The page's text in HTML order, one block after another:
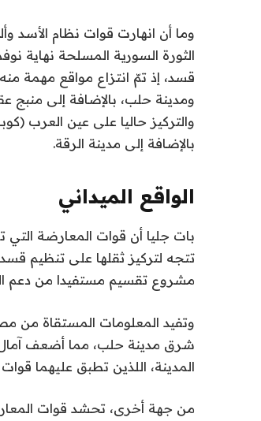
وما أن انهارت قوات نظام الأسد
الثورة السورية المسلحة نهاية
قسد، إذ تمّ انتزاع مواقع مهمة
ومدينة حلب، بالإضافة إلى منبج
والتركيز حاليا على عين العرب
بالإضافة إلى مدينة الرقة.
الواقع الميداني
بات جليا أن قوات المعارضة
تتجه لتركيز ثقلها على تنظيم
مشروع تقسيم مستفيدا من دعم
وتفيد المعلومات المستقاة من
شرق مدينة حلب، مما أضعف
المدينة، اللذين تطبق عليهما
من جهة أخرى، تحشد قوات